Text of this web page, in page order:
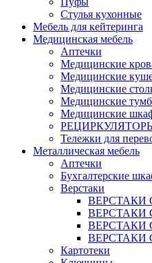
Стулья кухонные
Мебель для кейтеринга
Медицинская мебель
Аптечки
Медицинские
Медицинские
Медицинские
Медицинские
Медицинские
Тележки для
Металлическая мебель
Аптечки
Бухгалтерские
Верстаки
ВЕРСТАКИ
ВЕРСТАКИ
ВЕРСТАКИ
ВЕРСТАКИ
Картотеки